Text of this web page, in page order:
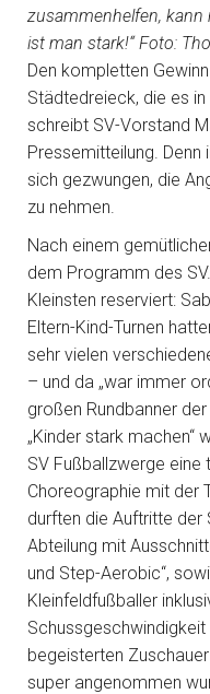
zusammenhelfen, kann
ist man stark!“ Foto:
Den kompletten
Städtedreieck, die es
schreibt SV-Vorstand
Pressemitteilung.
sich gezwungen, die
zu nehmen.
Nach einem
dem Programm des
Kleinsten reserviert:
Eltern-Kind-Turnen
sehr vielen
– und da „war immer
großen Rundbanner
„Kinder stark machen“
SV Fußballzwerge
Choreographie mit der
durften die Auftritte der
Abteilung mit
und Step-Aerobic“,
Kleinfeldfußballer
begeisterten
super angenommen